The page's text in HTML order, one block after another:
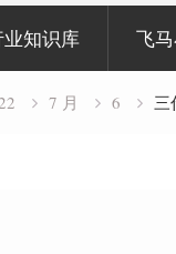
知识库 飞
7 月 6 三